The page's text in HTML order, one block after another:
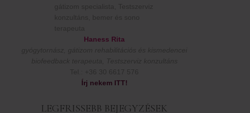
Haness Rita
Írj nekem ITT!
LEGFRISSEBB BEJEGYZÉSEK